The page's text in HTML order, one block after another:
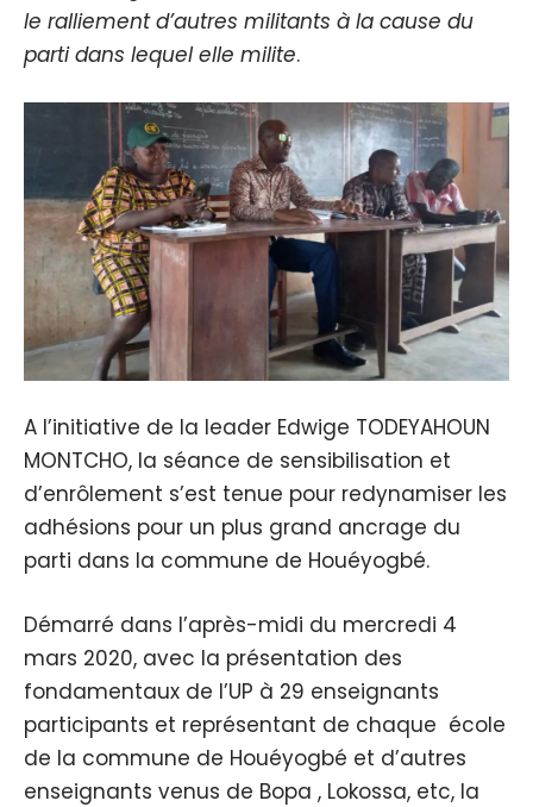
le ralliement d’autres militants à la cause du
parti dans lequel elle milite.
A l’initiative de la leader Edwige TODEYAHOUN
MONTCHO, la séance de sensibilisation et
d’enrôlement s’est tenue pour redynamiser les
adhésions pour un plus grand ancrage du
parti dans la commune de Houéyogbé.
Démarré dans l’après-midi du mercredi 4
mars 2020, avec la présentation des
fondamentaux de l’UP à 29 enseignants
participants et représentant de chaque école
de la commune de Houéyogbé et d’autres
enseignants venus de Bopa , Lokossa, etc, la